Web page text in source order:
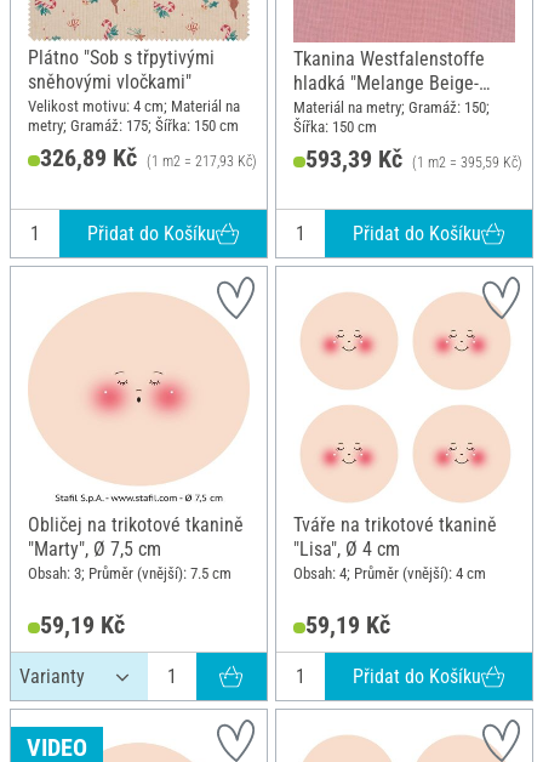
Plátno "Sob s třpytivými
sněhovými vločkami"
Velikost motivu: 4 cm; Materiál na
metry; Gramáž: 175; Šířka: 150 cm
326,89 Kč (1 m2 = 217,93 Kč)
Přidat do Košíku
Tkanina Westfalenstoffe
hladká "Melange Beige-
Rose"
Materiál na metry; Gramáž: 150;
Šířka: 150 cm
593,39 Kč (1 m2 = 395,59 Kč)
Přidat do Košíku
Obličej na trikotové tkanině
"Marty", Ø 7,5 cm
Obsah: 3; Průměr (vnější): 7.5 cm
59,19 Kč
Tváře na trikotové tkanině
"Lisa", Ø 4 cm
Obsah: 4; Průměr (vnější): 4 cm
59,19 Kč
Přidat do Košíku
VIDEO